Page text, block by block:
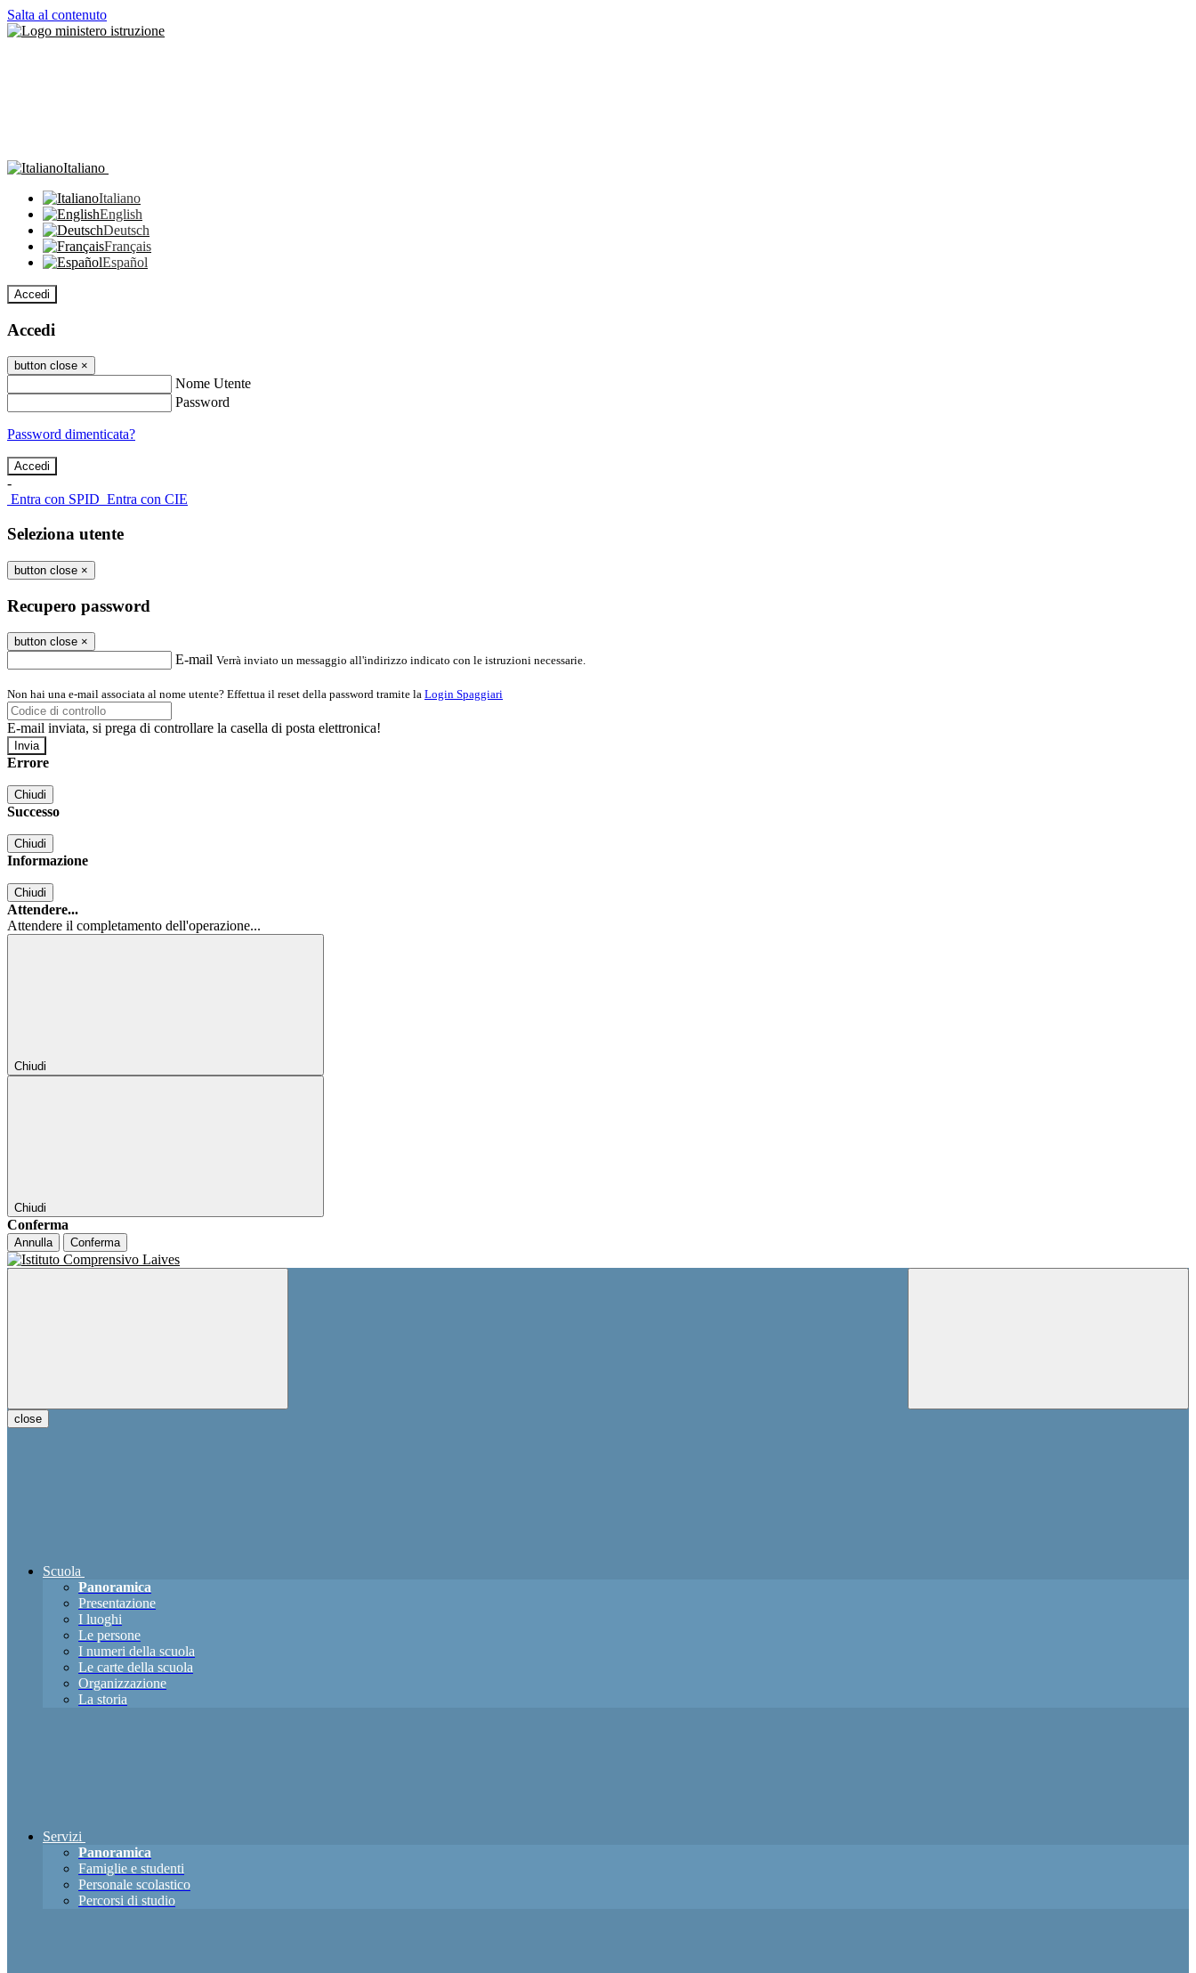
Salta al contenuto
Italiano
Italiano
English
Deutsch
Français
Español
Accedi
Accedi
button close ×
Nome Utente
Password
Password dimenticata?
-
Entra con SPID Entra con CIE
Seleziona utente
button close ×
Recupero password
button close ×
E-mail Verrà inviato un messaggio all'indirizzo indicato con le istruzioni necessarie.
Non hai una e-mail associata al nome utente? Effettua il reset della password tramite la Login Spaggiari
E-mail inviata, si prega di controllare la casella di posta elettronica!
Errore
Chiudi
Successo
Chiudi
Informazione
Chiudi
Attendere...
Attendere il completamento dell'operazione...
Chiudi
Chiudi
Conferma
Annulla Conferma
close
Scuola
Panoramica
Presentazione
I luoghi
Le persone
I numeri della scuola
Le carte della scuola
Organizzazione
La storia
Servizi
Panoramica
Famiglie e studenti
Personale scolastico
Percorsi di studio